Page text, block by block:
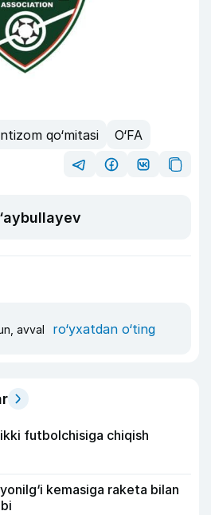
qo‘mitasi
O‘FA
avval ro‘yxatdan o‘ting
futbolchisiga chiqish
kemasiga raketa bilan